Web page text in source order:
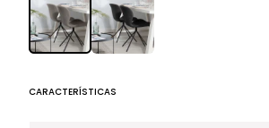
CARACTERÍSTICAS